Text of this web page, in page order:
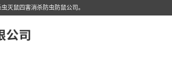
灭鼠四害消杀防虫防鼠公司。